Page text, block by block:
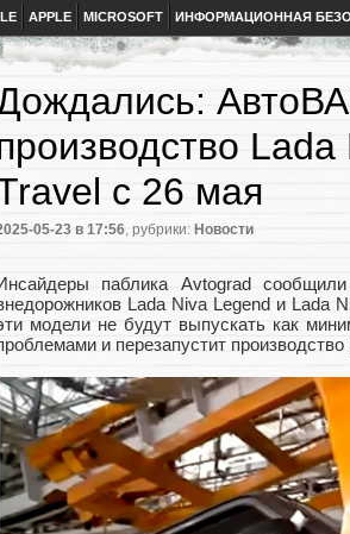
APPLE MICROSOFT ИНФОРМАЦИОННАЯ
с 26 мая
05-23 в 17:56, рубрики: Новости
паблика Avtograd
Lada Niva Legend и Lada
модели не будут выпускать как
и перезапустит